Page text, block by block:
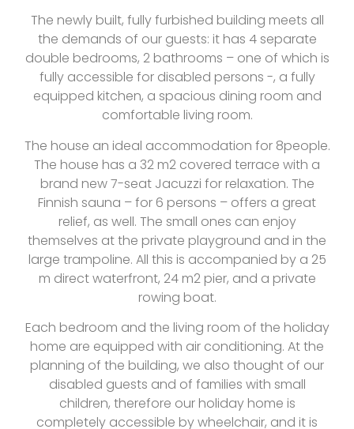
The newly built, fully furbished building meets all
the demands of our guests: it has 4 separate
double bedrooms, 2 bathrooms – one of which is
fully accessible for disabled persons -, a fully
equipped kitchen, a spacious dining room and
comfortable living room.
The house an ideal accommodation for 8people.
The house has a 32 m2 covered terrace with a
brand new 7-seat Jacuzzi for relaxation. The
Finnish sauna – for 6 persons – offers a great
relief, as well. The small ones can enjoy
themselves at the private playground and in the
large trampoline. All this is accompanied by a 25
m direct waterfront, 24 m2 pier, and a private
rowing boat.
Each bedroom and the living room of the holiday
home are equipped with air conditioning. At the
planning of the building, we also thought of our
disabled guests and of families with small
children, therefore our holiday home is
completely accessible by wheelchair, and it is